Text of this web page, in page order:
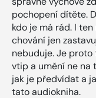
pochopení dítěte.
kdo je má rád. I
chování jen
nebuduje. Je
vtip a umění ne na
jak je předvídat a
tato audiokniha.